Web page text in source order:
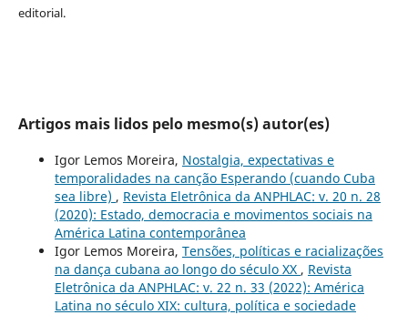
editorial.
Artigos mais lidos pelo mesmo(s) autor(es)
Igor Lemos Moreira, Nostalgia, expectativas e
temporalidades na canção Esperando (cuando Cuba
sea libre) , Revista Eletrônica da ANPHLAC: v. 20 n. 28
(2020): Estado, democracia e movimentos sociais na
América Latina contemporânea
Igor Lemos Moreira, Tensões, políticas e racializações
na dança cubana ao longo do século XX , Revista
Eletrônica da ANPHLAC: v. 22 n. 33 (2022): América
Latina no século XIX: cultura, política e sociedade